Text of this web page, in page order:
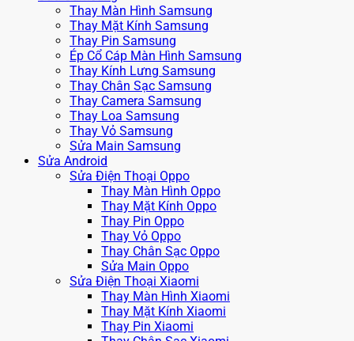
Thay Màn Hình Samsung
Thay Mặt Kính Samsung
Thay Pin Samsung
Ép Cổ Cáp Màn Hình Samsung
Thay Kính Lưng Samsung
Thay Chân Sạc Samsung
Thay Camera Samsung
Thay Loa Samsung
Thay Vỏ Samsung
Sửa Main Samsung
Sửa Android
Sửa Điện Thoại Oppo
Thay Màn Hình Oppo
Thay Mặt Kính Oppo
Thay Pin Oppo
Thay Vỏ Oppo
Thay Chân Sạc Oppo
Sửa Main Oppo
Sửa Điện Thoại Xiaomi
Thay Màn Hình Xiaomi
Thay Mặt Kính Xiaomi
Thay Pin Xiaomi